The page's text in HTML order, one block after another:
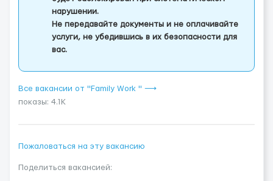
нарушении.
Не передавайте документы и не оплачивайте
услуги, не убедившись в их безопасности для
вас.
Все вакансии от "Family Work " ⟶
показы: 4.1K
Пожаловаться на эту вакансию
Поделиться вакансией: